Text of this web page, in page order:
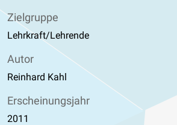
Zielgruppe
Lehrkraft/Lehrende
Autor
Reinhard Kahl
Erscheinungsjahr
2011